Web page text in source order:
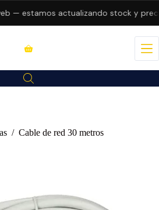
— estamos actualizando stock y
/ Cable de red 30 metros